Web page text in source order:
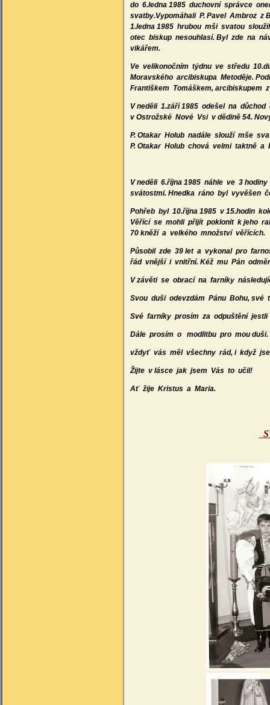
do 6.ledna 1985 duchovní správce
svatby.Vypomáhali P. Pavel Ambroz z
1.ledna 1985 hrubou mši svatou
otec biskup nesouhlasí. Byl zde na
vikářem.
Ve velikonočním týdnu ve středu
Moravského arcibiskupa Metoděje.
Františkem Tomáškem, arcibiskupem
V neděli 1.září 1985 odešel na
v Ostrožské Nové Vsi v dědině 54.
P. Otakar Holub nadále slouží mše
P. Otakar Holub chová velmi taktně a
V neděli 6.října 1985 náhle ve 3
svátostmi. Hnedka ráno byl vyvěšen
Pohřeb byl 10.října 1985 v 15.hodin
Věřící se mohli přijít poklonit k jeho
70 kněží a velkého množství věřících.
Působil zde 39 let a vykonal pro
řád vnější i vnitřní. Kéž mu Pán
V závěti se obrací na farníky
Svou duši odevzdám Pánu Bohu, své
Své farníky prosím za odpuštění
Dále prosím o modlitbu pro mou
vždyť vás měl všechny rád, i když
Žijte v lásce jak jsem Vás to učil!
Ať žije Kristus a Maria.